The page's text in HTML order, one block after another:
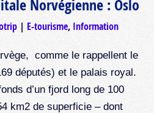
Norvégienne : Oslo
E-tourisme, Information
comme le rappellent le
députés) et le palais royal.
d’un fjord long de 100
km2 de superficie – dont